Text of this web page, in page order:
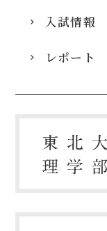
入試情報
レポート